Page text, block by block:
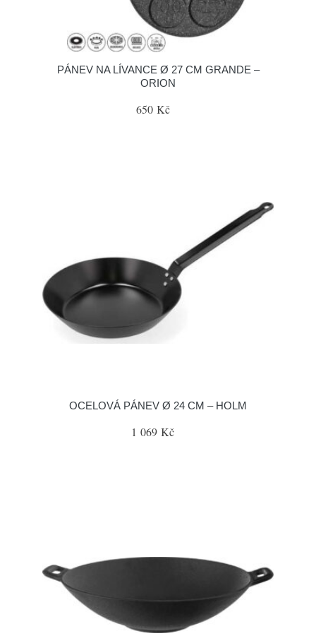
PÁNEV NA LÍVANCE Ø 27 CM GRANDE –
ORION
650 Kč
OCELOVÁ PÁNEV Ø 24 CM – HOLM
1 069 Kč